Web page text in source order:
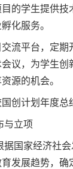
目的学生提供
化服务。
交流平台，定
议，为学生创
源的机会。
国创计划年度总
与立项
国家经济社会
发展趋势，